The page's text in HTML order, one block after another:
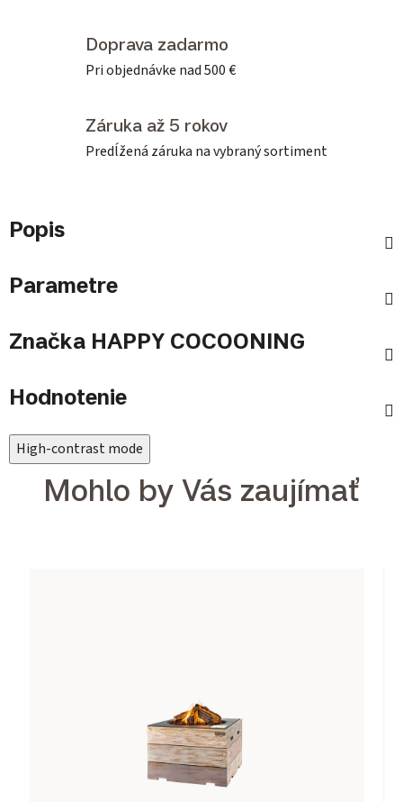
Doprava zadarmo
Pri objednávke nad 500 €
Záruka až 5 rokov
Predĺžená záruka na vybraný sortiment
Popis
Parametre
Značka HAPPY COCOONING
Hodnotenie
High-contrast mode
Mohlo by Vás zaujímať